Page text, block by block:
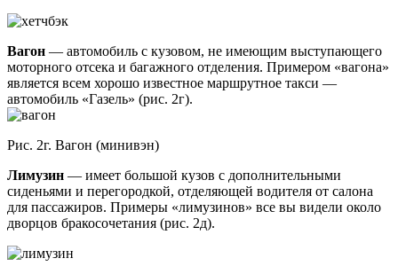
Вагон — автомобиль с кузовом, не имеющим выступающего
моторного отсека и багажного отделения. Примером «вагона»
является всем хорошо известное маршрутное такси —
автомобиль «Газель» (рис. 2г).
Рис. 2г. Вагон (минивэн)
Лимузин — имеет большой кузов с дополнительными
сиденьями и перегородкой, отделяющей водителя от салона
для пассажиров. Примеры «лимузинов» все вы видели около
дворцов бракосочетания (рис. 2д).